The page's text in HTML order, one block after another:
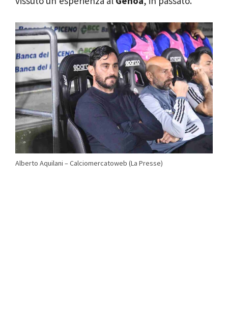
Alberto Aquilani – Calciomercatoweb (La Presse)